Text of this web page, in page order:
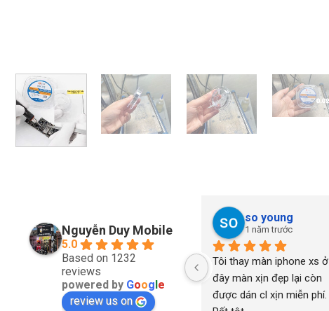
Nguyễn Duy Mobile
5.0
Based on 1232
reviews
powered by Google
review us on
so young
1 năm trước
Tôi thay màn iphone xs ở
đây màn xịn đẹp lại còn
được dán cl xịn miễn phí.